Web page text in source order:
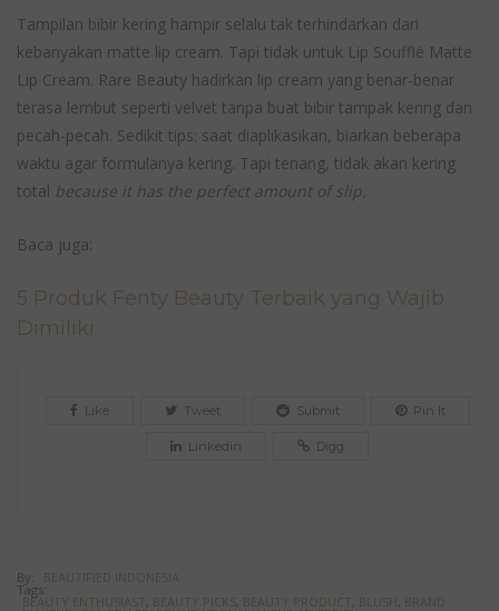
Tampilan bibir kering hampir selalu tak terhindarkan dari
kebanyakan matte lip cream. Tapi tidak untuk Lip Soufflé Matte
Lip Cream. Rare Beauty hadirkan lip cream yang benar-benar
terasa lembut seperti velvet tanpa buat bibir tampak kering dan
pecah-pecah. Sedikit tips: saat diaplikasikan, biarkan beberapa
waktu agar formulanya kering. Tapi tenang, tidak akan kering
total because it has the perfect amount of slip.
Baca juga:
5 Produk Fenty Beauty Terbaik yang Wajib
Dimiliki
Like Tweet Submit Pin It
Linkedin Digg
By: BEAUTIFIED INDONESIA
Tags:
BEAUTY ENTHUSIAST , BEAUTY PICKS, BEAUTY PRODUCT , BLUSH, BRAND